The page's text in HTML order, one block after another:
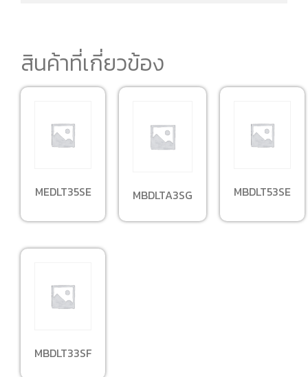
สินค้าที่เกี่ยวข้อง
MEDLT35SE MBDLTA3SG MBDLT53SE
MBDLT33SF